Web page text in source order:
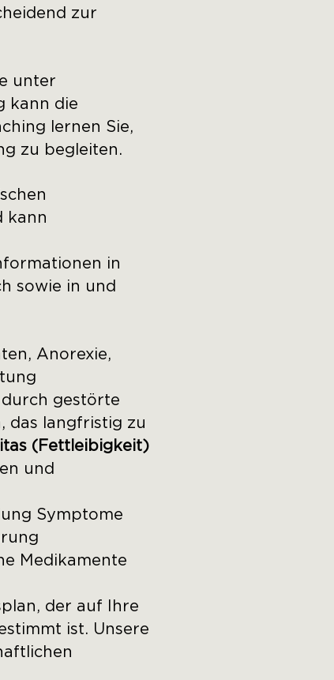
zur
unter
kann die
lernen Sie,
zu begleiten.
kann
in
sowie in und
Anorexie,
gestörte
das langfristig zu
(Fettleibigkeit)
und
Symptome
Medikamente
der auf Ihre
ist. Unsere